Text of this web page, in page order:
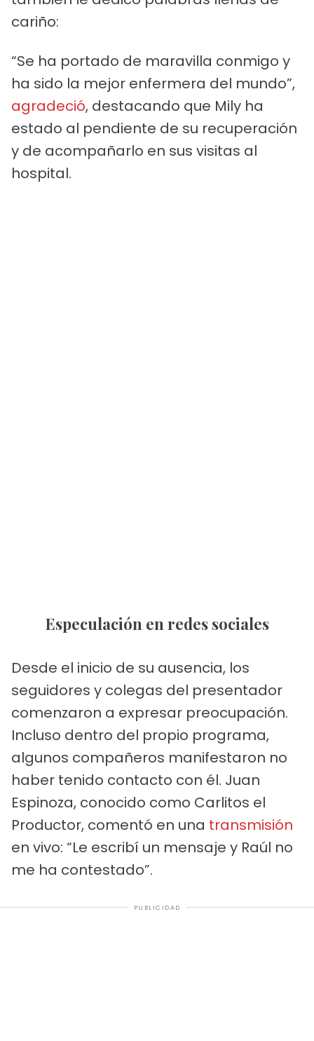
cariño:
“Se ha portado de maravilla conmigo y
ha sido la mejor enfermera del mundo”,
agradeció, destacando que Mily ha
estado al pendiente de su recuperación
y de acompañarlo en sus visitas al
hospital.
Especulación en redes sociales
Desde el inicio de su ausencia, los
seguidores y colegas del presentador
comenzaron a expresar preocupación.
Incluso dentro del propio programa,
algunos compañeros manifestaron no
haber tenido contacto con él. Juan
Espinoza, conocido como Carlitos el
Productor, comentó en una transmisión
en vivo: “Le escribí un mensaje y Raúl no
me ha contestado”.
PUBLICIDAD